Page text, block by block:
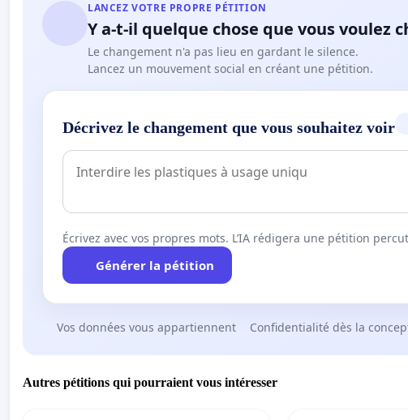
LANCEZ VOTRE PROPRE PÉTITION
Y a-t-il quelque chose que vous voulez
Le changement n'a pas lieu en gardant le silence.
Lancez un mouvement social en créant une pétition.
Décrivez le changement que vous souhaitez voir
Écrivez avec vos propres mots. L’IA rédigera une pétition
Générer la pétition
Vos données vous appartiennent Confidentialité dès la
Autres pétitions qui pourraient vous intéresser